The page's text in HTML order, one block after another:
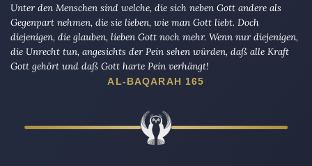
Unter den Menschen sind welche, die sich neben Gott andere als
Gegenpart nehmen, die sie lieben, wie man Gott liebt. Doch
diejenigen, die glauben, lieben Gott noch mehr. Wenn nur diejenigen,
die Unrecht tun, angesichts der Pein sehen würden, daß alle Kraft
Gott gehört und daß Gott harte Pein verhängt!
AL-BAQARAH 165